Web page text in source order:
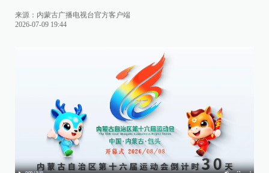
来源： 内蒙古广播电视台官方客户端
2026-07-09 19:44